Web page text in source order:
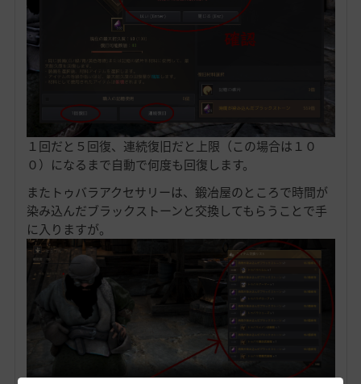
１回だと５回復、連続復旧だと上限（この場合は１０
０）になるまで自動で何度も回復します。
またトゥバラアクセサリーは、鍛冶屋のところで時間が
染み込んだブラックストーンと交換してもらうことで手
に入りますが。